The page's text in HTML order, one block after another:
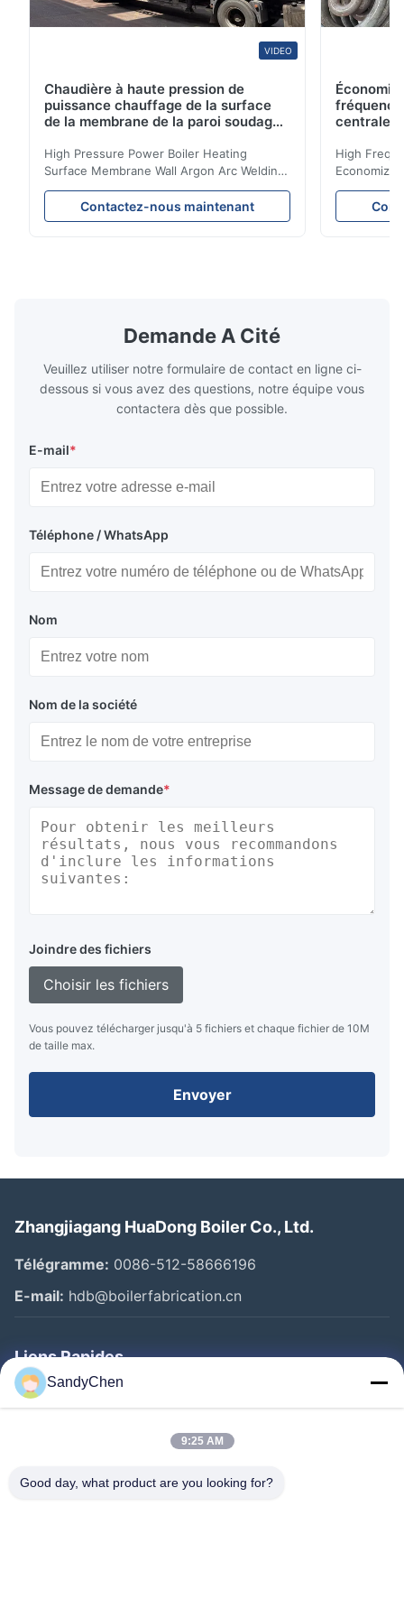
VIDEO
Chaudière à haute pression de
puissance chauffage de la surface
de la membrane de la paroi soudage
biomasse
High Pressure Power Boiler Heating
Surface Membrane Wall Argon Arc Welding
For Biomass Boiler Product Introduction
Water wall panels with pins usually laid
vertically on the inner wall of the furnace
the basic component of boiler water
circulation loop.Because of both cooling
Contactez-nous maintenant
centrale
High
Product
is a
industrial
Demande A Cité
Veuillez utiliser notre formulaire de contact en ligne ci-
dessous si vous avez des questions, notre équipe vous
contactera dès que possible.
E-mail*
Téléphone / WhatsApp
Nom
Nom de la société
Message de demande*
Joindre des fichiers
Choisir les fichiers
Vous pouvez télécharger jusqu'à 5 fichiers et chaque fichier de 10M
de taille max.
Envoyer
Zhangjiagang HuaDong Boiler Co., Ltd.
Télégramme: 0086-512-58666196
E-mail: hdb@boilerfabrication.cn
Liens Rapides
Maison
Au Sujet De Nous
SandyChen
9:25 AM
Good day, what product are you looking for?